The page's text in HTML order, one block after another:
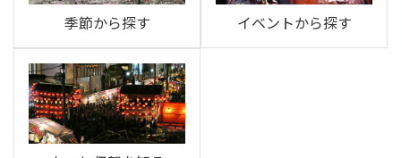
季節から探す イベントから探す